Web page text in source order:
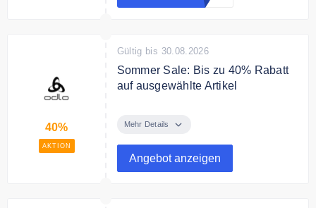
40%
AKTION
Gültig bis 30.08.2026
Sommer Sale: Bis zu 40% Rabatt
auf ausgewählte Artikel
bei Odlo Base Layern für Damen
Wanderbekleidung und vielem
mehr.
Mehr Details
Angebot anzeigen